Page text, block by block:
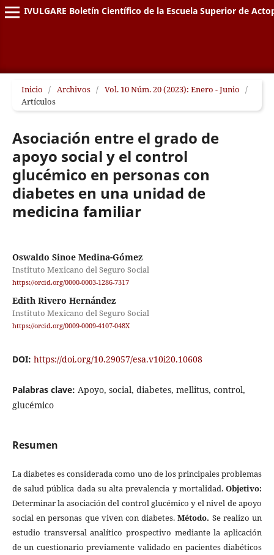
DIVULGARE Boletín Científico de la Escuela Superior de
Inicio / Archivos / Vol. 10 Núm. 20 (2023): Enero - Junio /
Artículos
Asociación entre el grado de
apoyo social y el control
glucémico en personas con
diabetes en una unidad de
medicina familiar
Oswaldo Sinoe Medina-Gómez
Instituto Mexicano del Seguro Social
https://orcid.org/0000-0003-1286-7317
Edith Rivero Hernández
Instituto Mexicano del Seguro Social
https://orcid.org/0009-0009-4107-048X
DOI: https://doi.org/10.29057/esa.v10i20.10608
Palabras clave: Apoyo, social, diabetes, mellitus, control,
glucémico
Resumen
La diabetes es considerada como uno de los principales problemas
de salud pública dada su alta prevalencia y mortalidad.Objetivo:
Determinar la asociación del control glucémico y el nivel de apoyo
social en personas que viven con diabetes.Método. Se realizo un
estudio transversal analítico prospectivo mediante la aplicación
de un cuestionario previamente validado en pacientes diabéticos